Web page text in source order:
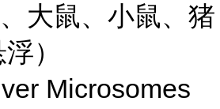
大鼠、小鼠、猪
）
Microsomes